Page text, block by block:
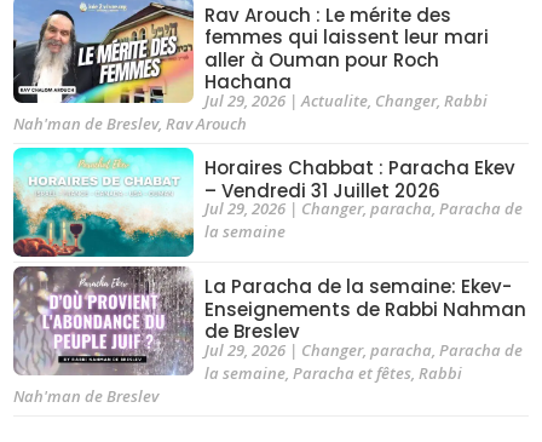
Rav Arouch : Le mérite des
femmes qui laissent leur mari
aller à Ouman pour Roch
Hachana
Jul 29, 2026|Actualite, Changer, Rabbi
Nah'man de Breslev,Rav Arouch
Horaires Chabbat : Paracha Ekev
– Vendredi 31 Juillet 2026
Jul 29, 2026| Changer, paracha, Paracha de
la semaine
La Paracha de la semaine: Ekev-
Enseignements de Rabbi Nahman
de Breslev
Jul 29, 2026| Changer, paracha, Paracha de
la semaine, Paracha et fêtes, Rabbi
Nah'man de Breslev